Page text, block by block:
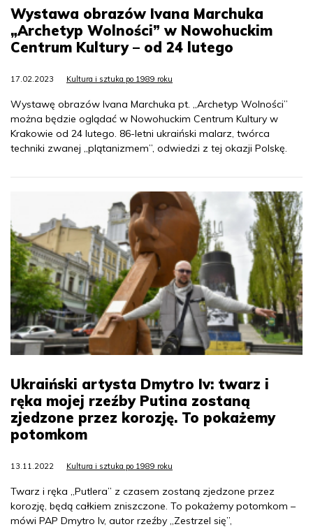
Wystawa obrazów Ivana Marchuka
„Archetyp Wolności” w Nowohuckim
Centrum Kultury – od 24 lutego
17.02.2023 Kultura i sztuka po 1989 roku
Wystawę obrazów Ivana Marchuka pt. „Archetyp Wolności”
można będzie oglądać w Nowohuckim Centrum Kultury w
Krakowie od 24 lutego. 86-letni ukraiński malarz, twórca
techniki zwanej „plątanizmem”, odwiedzi z tej okazji Polskę.
Ukraiński artysta Dmytro Iv: twarz i
ręka mojej rzeźby Putina zostaną
zjedzone przez korozję. To pokażemy
potomkom
13.11.2022 Kultura i sztuka po 1989 roku
Twarz i ręka „Putlera” z czasem zostaną zjedzone przez
korozję, będą całkiem zniszczone. To pokażemy potomkom –
mówi PAP Dmytro Iv, autor rzeźby „Zestrzel się”,